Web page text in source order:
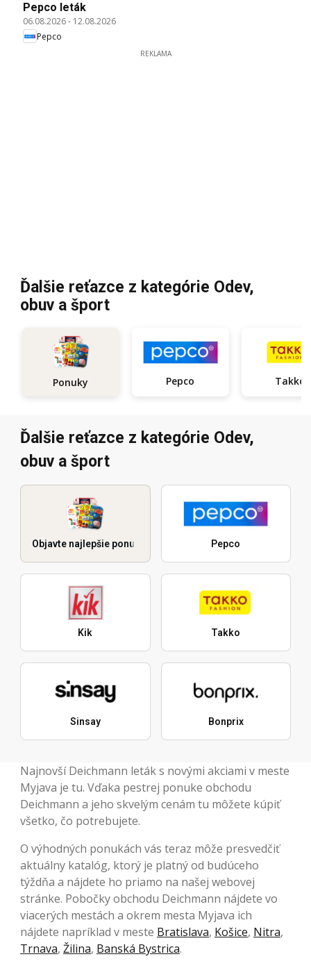
Pepco leták
06.08.2026- 12.08.2026
Pepco
REKLAMA
Ďalšie reťazce z kategórie Odev,
obuv a šport
Ponuky Pepco Takko
Ďalšie reťazce z kategórie Odev,
obuv a šport
Objavte najlepšie ponuky Pepco
Kik Takko
Sinsay Bonprix
Najnovší Deichmann leták s novými akciami v meste
Myjava je tu. Vďaka pestrej ponuke obchodu
Deichmann a jeho skvelým cenám tu môžete kúpiť
všetko, čo potrebujete.
O výhodných ponukách vás teraz môže presvedčiť
aktuálny katalóg, ktorý je platný od budúceho
týždňa a nájdete ho priamo na našej webovej
stránke. Pobočky obchodu Deichmann nájdete vo
viacerých mestách a okrem mesta Myjava ich
nájdete napríklad v meste Bratislava, Košice, Nitra,
Trnava, Žilina, Banská Bystrica.